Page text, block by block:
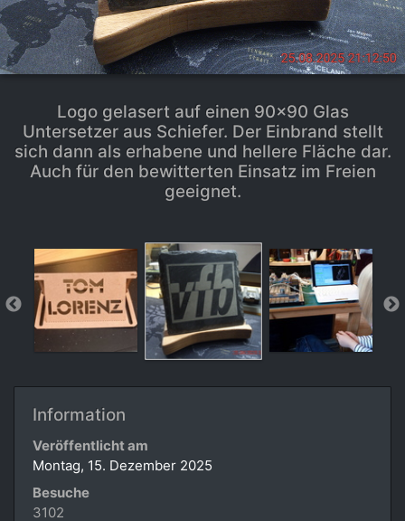
Logo gelasert auf einen 90x90 Glas
Untersetzer aus Schiefer. Der Einbrand stellt
sich dann als erhabene und hellere Fläche dar.
Auch für den bewitterten Einsatz im Freien
geeignet.
Information
Veröffentlicht am
Montag, 15. Dezember 2025
Besuche
3102